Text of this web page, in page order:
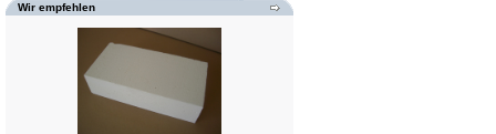
Wir empfehlen